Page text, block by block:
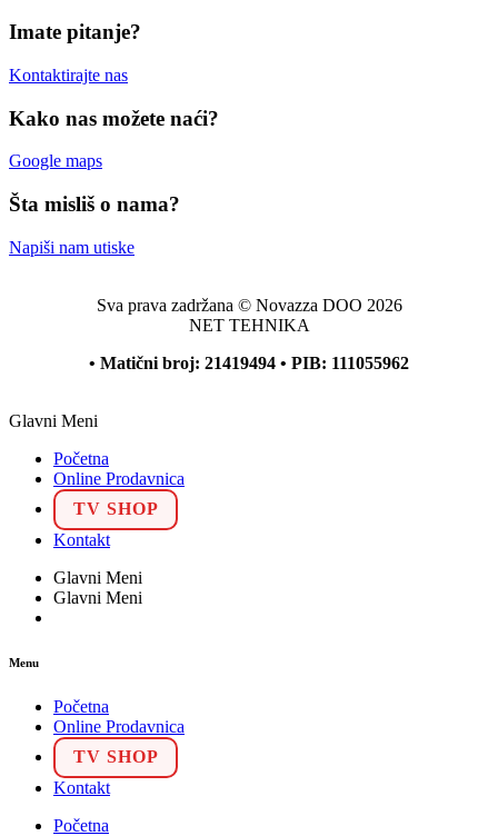
Imate pitanje?
Kontaktirajte nas
Kako nas možete naći?
Google maps
Šta misliš o nama?
Napiši nam utiske
Sva prava zadržana © Novazza DOO 2026
NET TEHNIKA
• Matični broj: 21419494 • PIB: 111055962
Glavni Meni
Početna
Online Prodavnica
TV SHOP
Kontakt
Glavni Meni
Glavni Meni
Menu
Početna
Online Prodavnica
TV SHOP
Kontakt
Početna